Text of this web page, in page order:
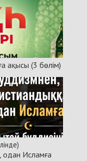
ақысы (3 бөлім)
одан Исламға